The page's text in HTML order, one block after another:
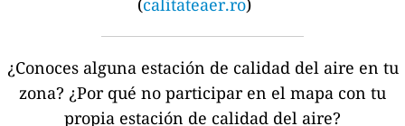
¿Conoces alguna estación de calidad del aire en tu
zona? ¿Por qué no participar en el mapa con tu
propia estación de calidad del aire?